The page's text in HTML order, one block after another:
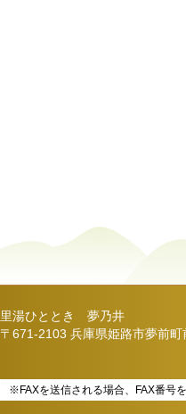
里湯ひととき 夢乃井
〒671-2103 兵庫県姫路市夢前町
※FAXを送信される場合、FAX番号